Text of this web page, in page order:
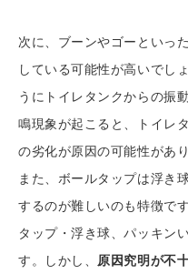
次に、ブーンやゴーといっ
している可能性が高いでし
うにトイレタンクからの振
鳴現象が起こると、トイレ
の劣化が原因の可能性があり
また、ボールタップは浮き
するのが難しいのも特徴で
タップ・浮き球、パッキン
す。しかし、 原因究明が不